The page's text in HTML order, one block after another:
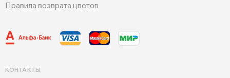
Правила возврата цветов
КОНТАКТЫ